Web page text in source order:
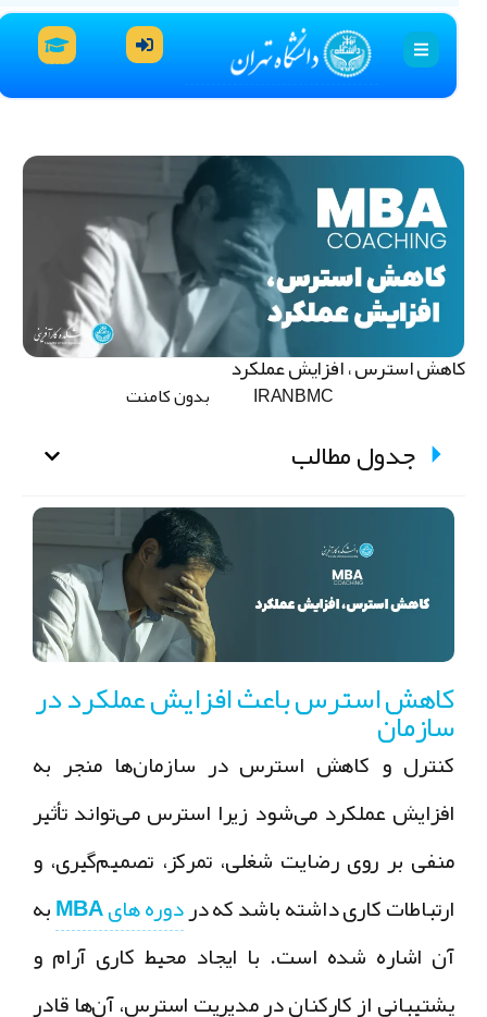
استرس ، افزایش عملکرد
IRANBMC بدون کامنت
جدول مطالب
کاهش استرس باعث افزایش عملکرد در
سازمان
کنترل و کاهش استرس در سازمان‌ها منجر به
افزایش عملکرد می‌شود زیرا استرس می‌تواند تأثیر
منفی بر روی رضایت شغلی، تمرکز، تصمیم‌گیری، و
ارتباطات کاری داشته باشد که دردوره های MBA
به
آن اشاره شده است. با ایجاد محیط کاری آرام و
پشتیبانی از کارکنان در مدیریت استرس، آن‌ها قادر